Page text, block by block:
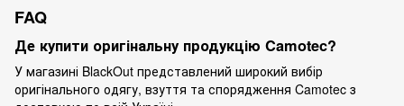
FAQ
Де купити оригінальну продукцію Camotec?
У магазині BlackOut представлений широкий вибір
оригінального одягу, взуття та спорядження Camotec з